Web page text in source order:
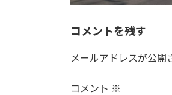
コメントを残す
メールアドレスが公開
コメント ※